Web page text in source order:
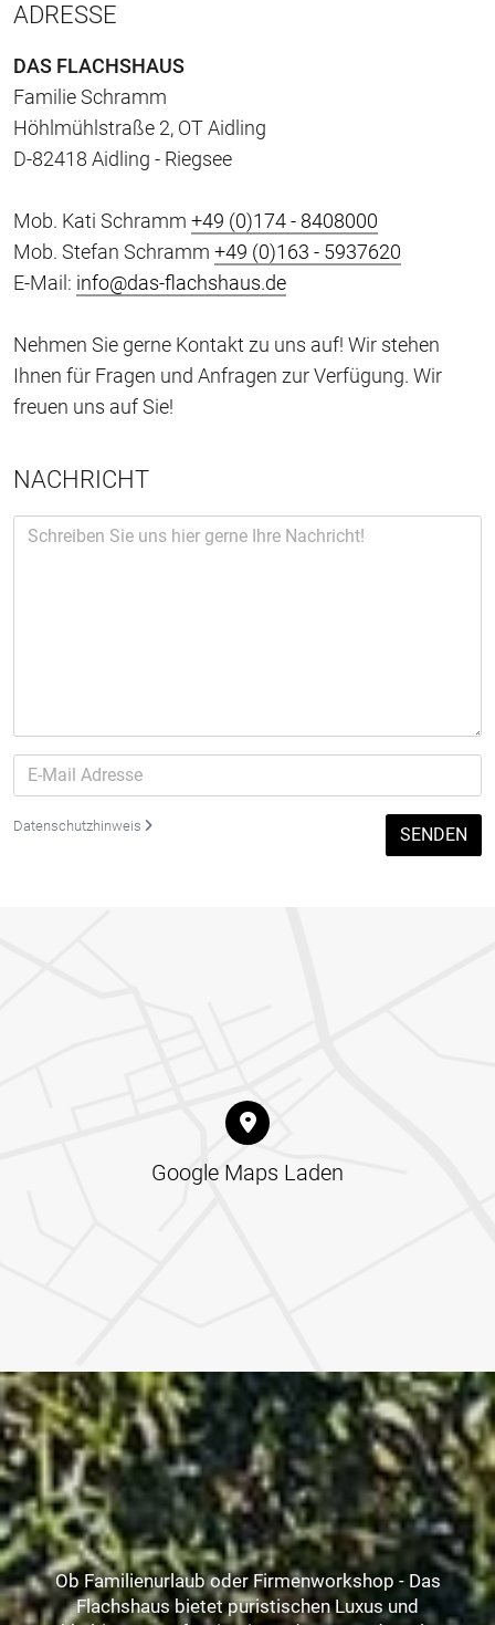
ADRESSE
DAS FLACHSHAUS
Familie Schramm
Höhlmühlstraße 2, OT Aidling
D-82418 Aidling - Riegsee
Mob. Kati Schramm +49 (0)174 - 8408000
Mob. Stefan Schramm +49 (0)163 - 5937620
E-Mail: info@das-flachshaus.de
Nehmen Sie gerne Kontakt zu uns auf! Wir stehen
Ihnen für Fragen und Anfragen zur Verfügung. Wir
freuen uns auf Sie!
NACHRICHT
Datenschutzhinweis SENDEN
Google Maps Laden
Ob Familienurlaub oder Firmenworkshop - Das
Flachshaus bietet puristischen Luxus und